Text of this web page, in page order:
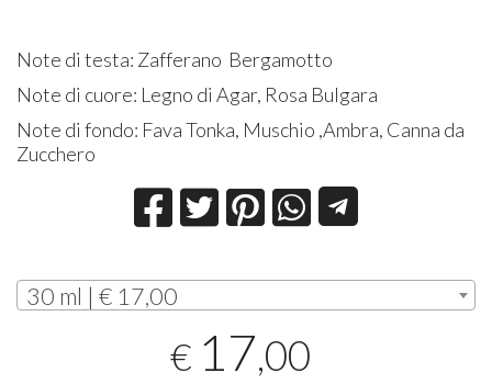
Note di testa: Zafferano Bergamotto
Note di cuore: Legno di Agar, Rosa Bulgara
Note di fondo: Fava Tonka, Muschio ,Ambra, Canna da
Zucchero
30 ml | € 17,00
€ 17,00